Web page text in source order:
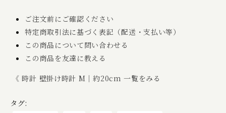
ご注文前にご確認ください
特定商取引法に基づく表記（配送・支払い等）
この商品について問い合わせる
この商品を友達に教える
《 時計 壁掛け時計 M｜約20cm 一覧をみる
タグ: